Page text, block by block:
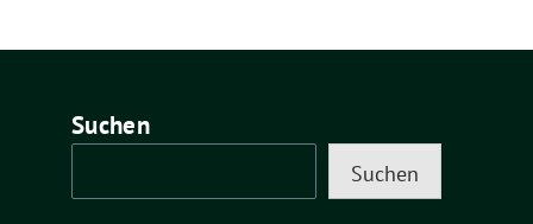
Suchen
Suchen